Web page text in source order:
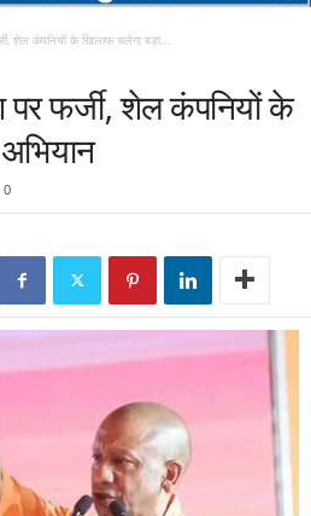
शेल कंपनियों के खिलाफ चलेगा बड़ा...
पर फर्जी, शेल कंपनियों के
0